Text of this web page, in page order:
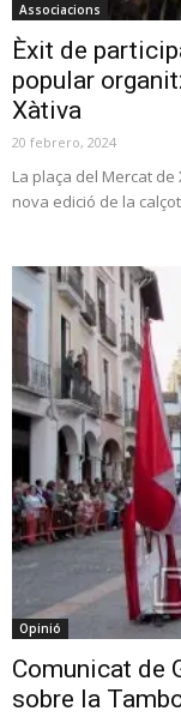
Associacions
Èxit de
popular
Xàtiva
20 febrero, 2024
La plaça del Mercat
nova edició de la
Opinió
Comunicat de
sobre la